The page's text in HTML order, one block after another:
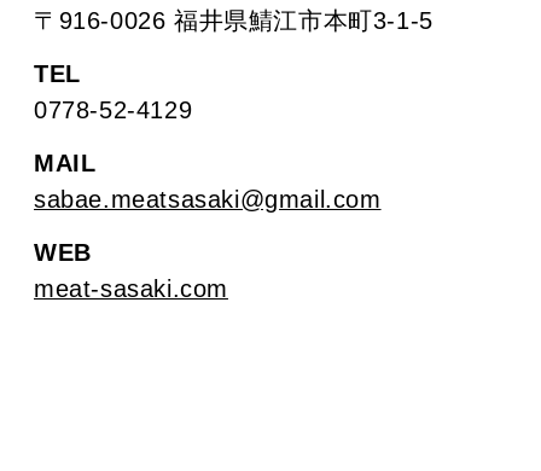
〒916-0026 福井県鯖江市本町3-1-5
TEL
0778-52-4129
MAIL
sabae.meatsasaki@gmail.com
WEB
meat-sasaki.com